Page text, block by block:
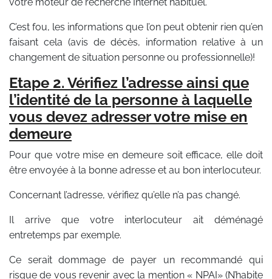
C’est fou, les informations que l’on peut obtenir rien qu’en
faisant cela (avis de décès, information relative à un
changement de situation personne ou professionnelle)!
Etape 2. Vérifiez l’adresse ainsi que
l’identité de la personne à laquelle
vous devez adresser votre mise en
demeure
Pour que votre mise en demeure soit efficace, elle doit
être envoyée à la bonne adresse et au bon interlocuteur.
Concernant l’adresse, vérifiez qu’elle n’a pas changé.
Il arrive que votre interlocuteur ait déménagé
entretemps par exemple.
Ce serait dommage de payer un recommandé qui
risque de vous revenir avec la mention « NPAI» (N’habite